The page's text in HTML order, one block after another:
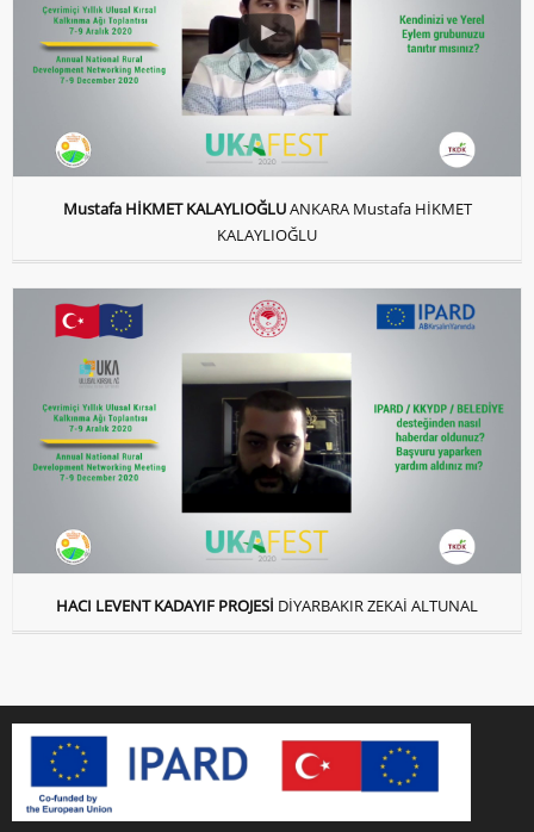
Mustafa HİKMET KALAYLIOĞLUANKARA Mustafa HİKMET
KALAYLIOĞLU
HACI LEVENT KADAYIF PROJESİ DİYARBAKIR ZEKAİ ALTUNAL